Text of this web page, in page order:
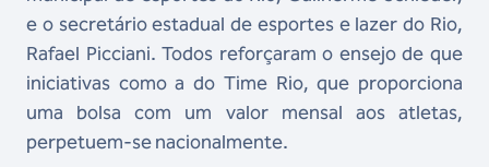
e o secretário estadual de esportes e lazer do Rio,
Rafael Picciani. Todos reforçaram o ensejo de que
iniciativas como a do Time Rio, que proporciona
uma bolsa com um valor mensal aos atletas,
perpetuem-se nacionalmente.